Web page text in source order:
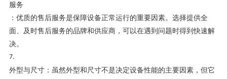
服务
：优质的售后服务是保障设备正常运行的重要因素。选择提供全
面、及时售后服务的品牌和供应商，可以在遇到问题时得到快速解
决。
7.
外型与尺寸：虽然外型和尺寸不是决定设备性能的主要因素，但它